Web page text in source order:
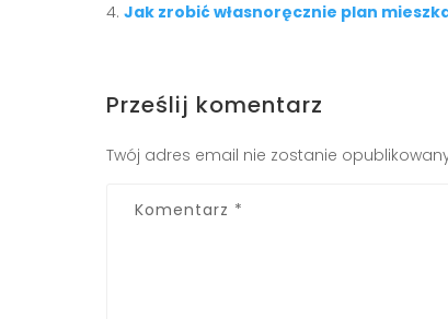
Jak zrobić własnoręcznie plan
Prześlij komentarz
Twój adres email nie zostanie